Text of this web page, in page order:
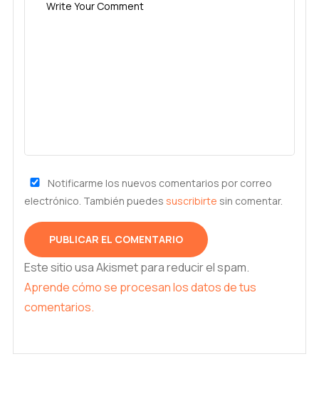
Notificarme los nuevos comentarios por correo
electrónico. También puedes suscribirte sin comentar.
Este sitio usa Akismet para reducir el spam.
Aprende cómo se procesan los datos de tus
comentarios.